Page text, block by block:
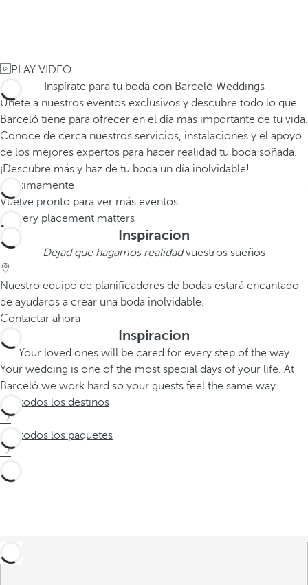
PLAY VIDEO
Inspírate para tu boda con Barceló Weddings
Únete a nuestros eventos exclusivos y descubre todo lo que
Barceló tiene para ofrecer en el día más importante de tu vida.
Conoce de cerca nuestros servicios, instalaciones y el apoyo
de los mejores expertos para hacer realidad tu boda soñada.
¡Descubre más y haz de tu boda un día inolvidable!
Próximamente
Vuelve pronto para ver más eventos
Inspiracion
Dejad que hagamos realidadvuestros sueños
Nuestro equipo de planificadores de bodas estará encantado
de ayudaros a crear una boda inolvidable.
Contactar ahora
Inspiracion
Your loved ones will be cared for every step of the way
Your wedding is one of the most special days of your life. At
Barceló we work hard so your guests feel the same way.
Ver todos los destinos
Ver todos los paquetes